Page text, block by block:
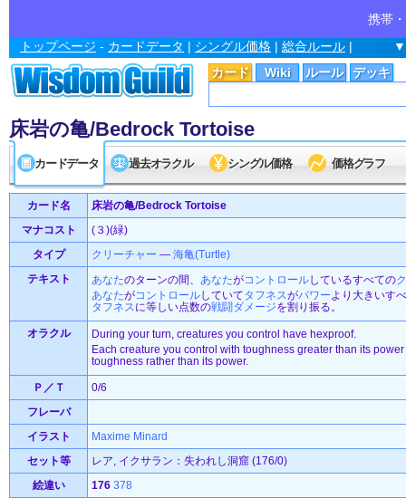
携帯
カード Wiki ルール デッキ
トップページ - カードデータ | シングル価格 | 総合ルール |
床岩の亀/Bedrock Tortoise
カードデータ 過去オラクル シングル価格 価格グラフ
カード名
床岩の亀/Bedrock Tortoise
マナコスト
(３)(緑)
タイプ
クリーチャー — 海亀(Turtle)
テキスト
あなたのターンの間、 あなたがコントロールしているすべての
あなたがコントロールしていてタフネスがパワーより大きいす
タフネスに等しい点数の戦闘ダメージを割り振る。
オラクル
During your turn, creatures you control have hexproof.
Each creature you control with toughness greater than its
toughness rather than its power.
Ｐ／Ｔ
0/6
フレーバ
イラスト
Maxime Minard
セット等
レア, イクサラン：失われし洞窟 (176/0)
絵違い
176 378